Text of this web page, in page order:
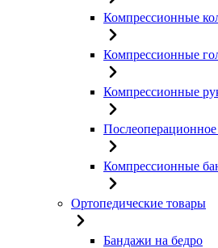
Компрессионные
Компрессионные
Компрессионные
Компрессионные
Ортопедические товары
Бандажи на бедро